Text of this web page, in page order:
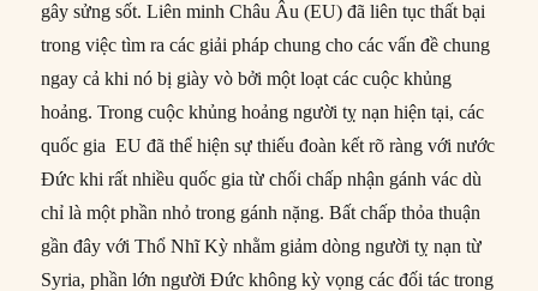
gây sửng sốt. Liên minh Châu Âu (EU) đã liên tục thất bại
trong việc tìm ra các giải pháp chung cho các vấn đề chung
ngay cả khi nó bị giày vò bởi một loạt các cuộc khủng
hoảng. Trong cuộc khủng hoảng người tỵ nạn hiện tại, các
quốc gia EU đã thể hiện sự thiếu đoàn kết rõ ràng với nước
Đức khi rất nhiều quốc gia từ chối chấp nhận gánh vác dù
chỉ là một phần nhỏ trong gánh nặng. Bất chấp thỏa thuận
gần đây với Thổ Nhĩ Kỳ nhằm giảm dòng người tỵ nạn từ
Syria, phần lớn người Đức không kỳ vọng các đối tác trong